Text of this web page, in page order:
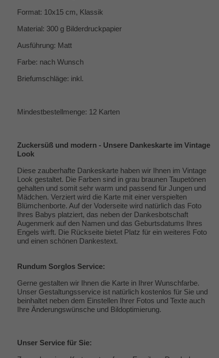
Format: 10x15 cm, Klassik
Material: 300 g Bilderdruckpapier
Ausführung: Matt
Farbe: nach Wunsch
Briefumschläge: inkl.
Mindestbestellmenge: 12 Karten
Zuckersüß und modern - Unsere Dankeskarte im Vintage
Look
Diese zauberhafte Dankeskarte haben wir Ihnen im Vintage
Look gestaltet. Die Farben sind in grau braunen Taupetönen
gehalten und somit sehr warm und passend für Jungen und
Mädchen. Verziert wird die Karte mit einer verspielten
Blümchenborte. Auf der Voderseite wird natürlich das Foto
Ihres Babys platziert, das neben der Dankesbotschaft
Augenmerk auf den Namen und das Geburtsdatums Ihres
Engels wirft. Die Rückseite bietet Platz für ein weiteres Foto
und einen schönen Dankestext.
Rundum Sorglos Service:
Gerne gestalten wir Ihnen die Karte in Ihrer Wunschfarbe.
Unser Gestaltungsservice ist natürlich kostenlos für Sie und
beinhaltet neben dem Einstellen Ihrer Fotos und Texte auch
Ihre Änderungswünsche und Bildoptimierung.
Unser Service für Sie: